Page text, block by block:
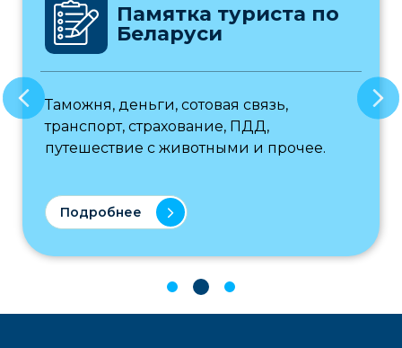
Памятка туриста по
Беларуси
Таможня, деньги, сотовая связь,
транспорт, страхование, ПДД,
путешествие с животными и прочее.
Подробнее